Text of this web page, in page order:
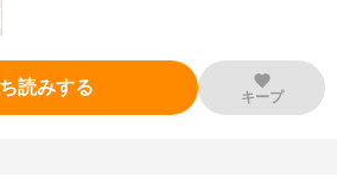
読みする キープ